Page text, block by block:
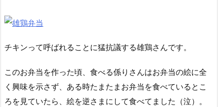
チキンって呼ばれることに猛抗議する雄鶏さんです。
このお弁当を作った頃、食べる係りさんはお弁当の絵に全
く興味を示さず、ある時たまたまお弁当を食べているとこ
ろを見ていたら、絵を逆さまにして食べてました（泣）。